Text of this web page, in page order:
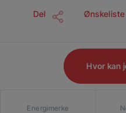
Del Ønskeliste
Hvor kan
Energimerke